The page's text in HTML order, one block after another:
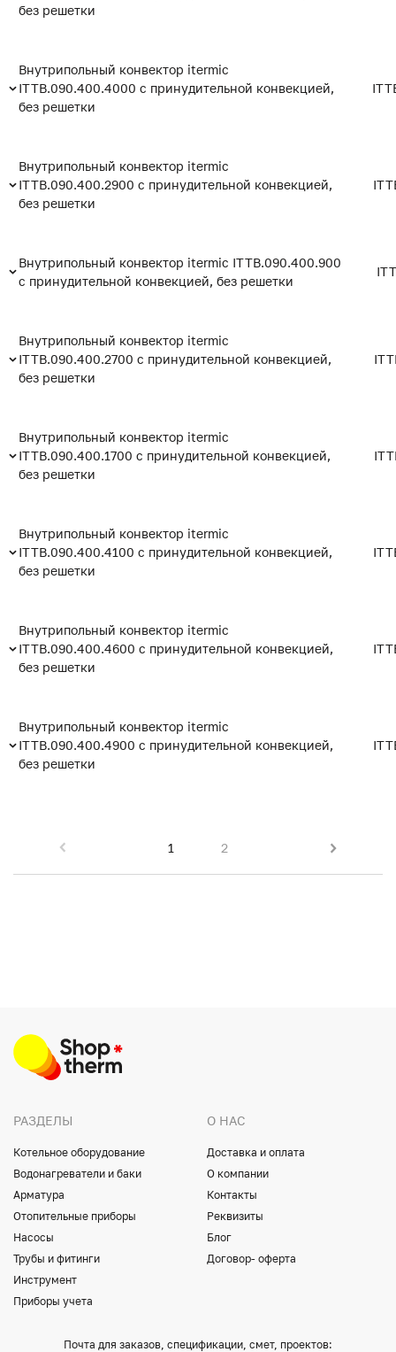
без решетки
Внутрипольный конвектор itermic
ITTB.090.400.4000 с принудительной конвекцией,
без решетки
Внутрипольный конвектор itermic
ITTB.090.400.2900 с принудительной конвекцией,
без решетки
Внутрипольный конвектор itermic ITTB.090.400.900
с принудительной конвекцией, без решетки
Внутрипольный конвектор itermic
ITTB.090.400.2700 с принудительной конвекцией,
без решетки
Внутрипольный конвектор itermic
ITTB.090.400.1700 с принудительной конвекцией,
без решетки
Внутрипольный конвектор itermic
ITTB.090.400.4100 с принудительной конвекцией,
без решетки
Внутрипольный конвектор itermic
ITTB.090.400.4600 с принудительной конвекцией,
без решетки
Внутрипольный конвектор itermic
ITTB.090.400.4900 с принудительной конвекцией,
без решетки
1 2
РАЗДЕЛЫ
Котельное оборудование
Водонагреватели и баки
Арматура
Отопительные приборы
Насосы
Трубы и фитинги
Инструмент
Приборы учета
О НАС
Доставка и оплата
О компании
Контакты
Реквизиты
Блог
Договор- оферта
Почта для заказов, спецификации, смет, проектов: